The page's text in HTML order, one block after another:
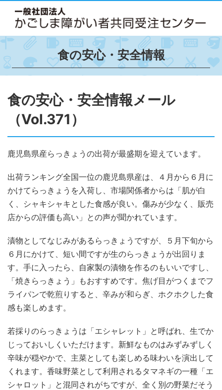
食の安心・安全情報
食の安心・安全情報メール
（Vol.371）
鹿児島県産らっきょうの出荷が最盛期を迎えています。
出荷ランキング全国一位の鹿児島県産は、４月から６月に
かけてらっきょうを入荷し、市場関係者からは「肌が白
く、シャキシャキとした食感が良い。傷みが少なく、販売
店からの評価も高い」との声が聞かれています。
漬物としてなじみがあるらっきょうですが、５月下旬から
６月にかけて、短い間ですが生のらっきょうが出回りま
す。手に入ったら、自家製の漬物を作るのもいいですし、
「焼きらっきょう」もおすすめです。焦げ目がつくまでフ
ライパンで乾煎りすると、辛みが和らぎ、ホクホクした食
感も楽しめます。
若採りのらっきょうは「エシャレット」と呼ばれ、生でか
じっておいしくいただけます。新鮮なものはみずみずしく
辛味が穏やかで、主菜としても楽しめる味わいを演出して
くれます。香味野菜として利用されるタマネギの一種「エ
シャロット」と混同されがちですが、全く別の野菜だそう